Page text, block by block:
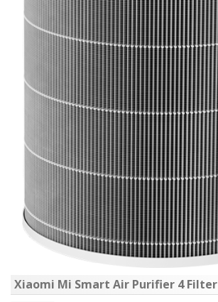
Xiaomi Mi Smart Air Purifier 4 Filter